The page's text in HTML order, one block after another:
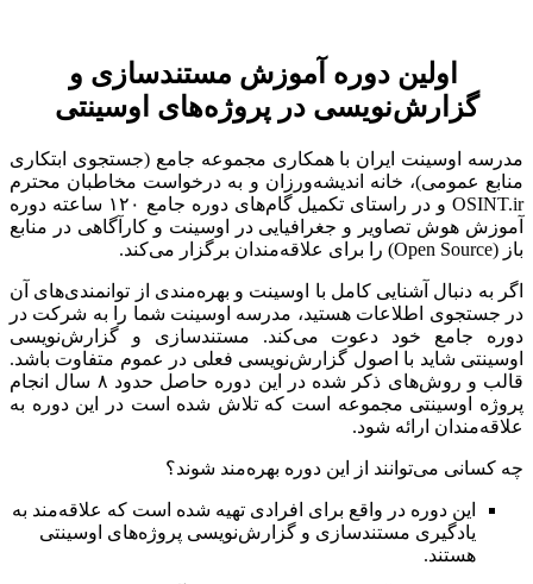
اولین دوره آموزش مستندسازی و
گزارش‌نویسی در پروژه‌های اوسینتی
مدرسه اوسینت ایران با همکاری مجموعه جامع (جستجوی ابتکاری
منابع عمومی)، خانه اندیشه‌ورزان و به درخواست مخاطبان محترم
OSINT.ir و در راستای تکمیل گام‌های دوره جامع ۱۲۰ ساعته دوره
آموزش هوش تصاویر و جغرافیایی در اوسینت و کارآگاهی در منابع
باز (Open Source) را برای علاقه‌مندان برگزار می‌کند.
اگر به دنبال آشنایی کامل با اوسینت و بهره‌مندی از توانمندی‌های آن
در جستجوی اطلاعات هستید، مدرسه اوسینت شما را به شرکت در
دوره جامع خود دعوت می‌کند. مستندسازی و گزارش‌نویسی
اوسینتی شاید با اصول گزارش‌نویسی فعلی در عموم متفاوت باشد.
قالب و روش‌های ذکر شده در این دوره حاصل حدود ۸ سال انجام
پروژه اوسینتی مجموعه است که تلاش شده است در این دوره به
علاقه‌مندان ارائه شود.
چه کسانی می‌توانند از این دوره بهره‌مند شوند؟
این دوره در واقع برای افرادی تهیه شده است که علاقه‌مند به
یادگیری مستندسازی و گزارش‌نویسی پروژه‌های اوسینتی
هستند.